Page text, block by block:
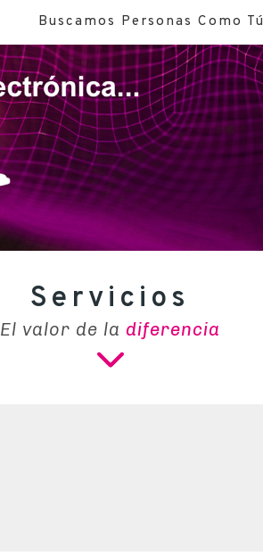
Buscamos Personas Como Tú
Servicios
El valor de la diferencia